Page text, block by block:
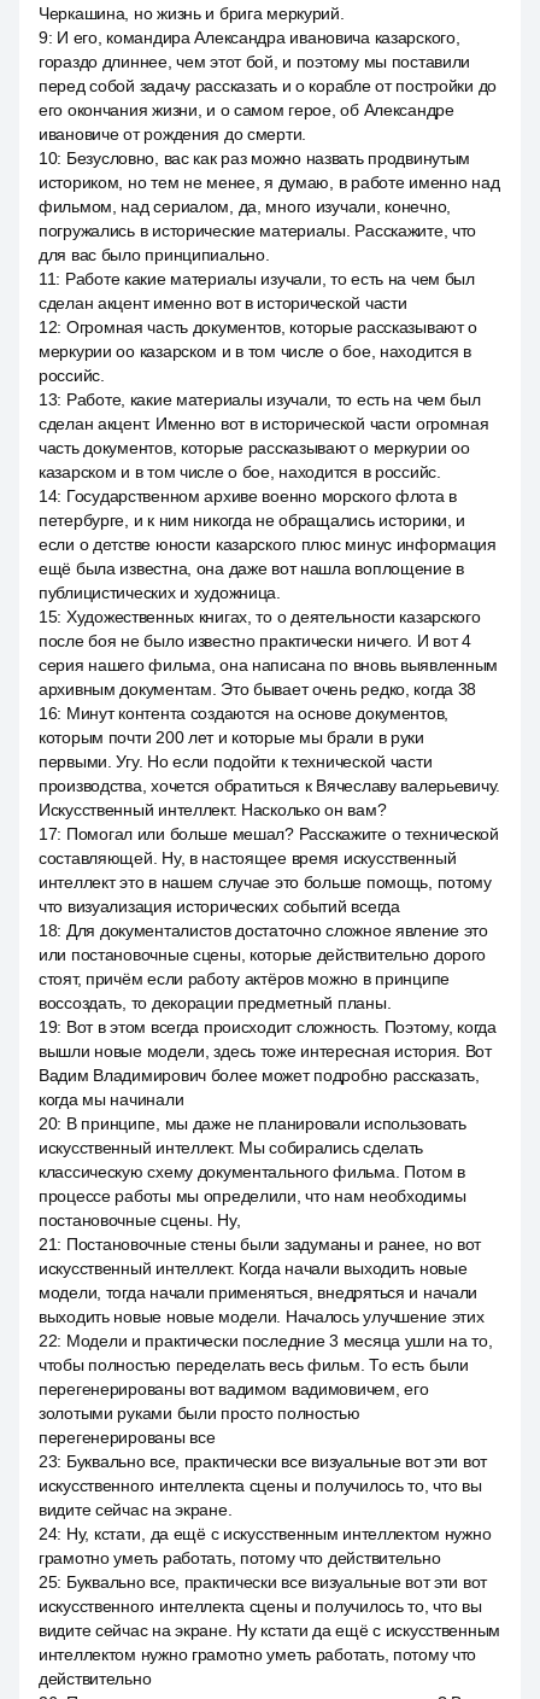
Черкашина, но жизнь и брига меркурий.
9: И его, командира Александра ивановича казарского,
гораздо длиннее, чем этот бой, и поэтому мы поставили
перед собой задачу рассказать и о корабле от постройки до
его окончания жизни, и о самом герое, об Александре
ивановиче от рождения до смерти.
10: Безусловно, вас как раз можно назвать продвинутым
историком, но тем не менее, я думаю, в работе именно над
фильмом, над сериалом, да, много изучали, конечно,
погружались в исторические материалы. Расскажите, что
для вас было принципиально.
11: Работе какие материалы изучали, то есть на чем был
сделан акцент именно вот в исторической части
12: Огромная часть документов, которые рассказывают о
меркурии оо казарском и в том числе о бое, находится в
российс.
13: Работе, какие материалы изучали, то есть на чем был
сделан акцент. Именно вот в исторической части огромная
часть документов, которые рассказывают о меркурии оо
казарском и в том числе о бое, находится в российс.
14: Государственном архиве военно морского флота в
петербурге, и к ним никогда не обращались историки, и
если о детстве юности казарского плюс минус информация
ещё была известна, она даже вот нашла воплощение в
публицистических и художница.
15: Художественных книгах, то о деятельности казарского
после боя не было известно практически ничего. И вот 4
серия нашего фильма, она написана по вновь выявленным
архивным документам. Это бывает очень редко, когда 38
16: Минут контента создаются на основе документов,
которым почти 200 лет и которые мы брали в руки
первыми. Угу. Но если подойти к технической части
производства, хочется обратиться к Вячеславу валерьевичу.
Искусственный интеллект. Насколько он вам?
17: Помогал или больше мешал? Расскажите о технической
составляющей. Ну, в настоящее время искусственный
интеллект это в нашем случае это больше помощь, потому
что визуализация исторических событий всегда
18: Для документалистов достаточно сложное явление это
или постановочные сцены, которые действительно дорого
стоят, причём если работу актёров можно в принципе
воссоздать, то декорации предметный планы.
19: Вот в этом всегда происходит сложность. Поэтому, когда
вышли новые модели, здесь тоже интересная история. Вот
Вадим Владимирович более может подробно рассказать,
когда мы начинали
20: В принципе, мы даже не планировали использовать
искусственный интеллект. Мы собирались сделать
классическую схему документального фильма. Потом в
процессе работы мы определили, что нам необходимы
постановочные сцены. Ну,
21: Постановочные стены были задуманы и ранее, но вот
искусственный интеллект. Когда начали выходить новые
модели, тогда начали применяться, внедряться и начали
выходить новые новые модели. Началось улучшение этих
22: Модели и практически последние 3 месяца ушли на то,
чтобы полностью переделать весь фильм. То есть были
перегенерированы вот вадимом вадимовичем, его
золотыми руками были просто полностью
перегенерированы все
23: Буквально все, практически все визуальные вот эти вот
искусственного интеллекта сцены и получилось то, что вы
видите сейчас на экране.
24: Ну, кстати, да ещё с искусственным интеллектом нужно
грамотно уметь работать, потому что действительно
25: Буквально все, практически все визуальные вот эти вот
искусственного интеллекта сцены и получилось то, что вы
видите сейчас на экране. Ну кстати да ещё с искусственным
интеллектом нужно грамотно уметь работать, потому что
действительно